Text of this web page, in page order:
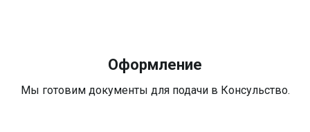
Оформление
Мы готовим документы для подачи в Консульство.